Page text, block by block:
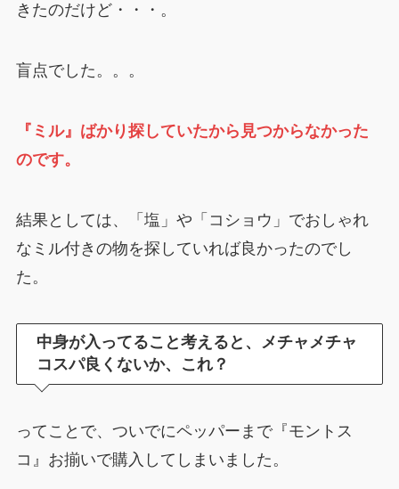
きたのだけど・・・。
盲点でした。。。
『ミル』ばかり探していたから見つからなかった
のです。
結果としては、「塩」や「コショウ」でおしゃれ
なミル付きの物を探していれば良かったのでし
た。
中身が入ってること考えると、メチャメチャ
コスパ良くないか、これ？
ってことで、ついでにペッパーまで『モントス
コ』お揃いで購入してしまいました。